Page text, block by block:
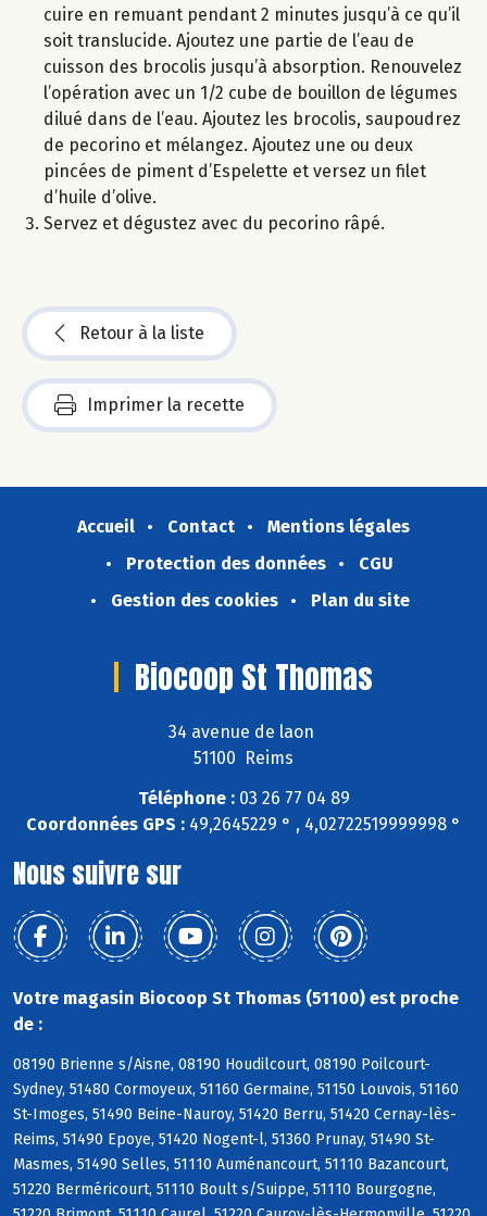
cuire en remuant pendant 2 minutes jusqu’à ce qu’il
soit translucide. Ajoutez une partie de l’eau de
cuisson des brocolis jusqu’à absorption. Renouvelez
l’opération avec un 1/2 cube de bouillon de légumes
dilué dans de l’eau. Ajoutez les brocolis, saupoudrez
de pecorino et mélangez. Ajoutez une ou deux
pincées de piment d’Espelette et versez un filet
d’huile d’olive.
Servez et dégustez avec du pecorino râpé.
Retour à la liste
Imprimer la recette
Accueil Contact
Mentions légales
Protection des données
CGU
Gestion des cookies
Plan du site
Biocoop St Thomas
34 avenue de laon
51100 Reims
Téléphone :03 26 77 04 89
Coordonnées GPS : 49,2645229 ° , 4,02722519999998 °
Nous suivre sur
Votre magasin Biocoop St Thomas (51100) est proche
de :
08190 Brienne s/Aisne, 08190 Houdilcourt, 08190 Poilcourt-
Sydney, 51480 Cormoyeux, 51160 Germaine, 51150 Louvois, 51160
St-Imoges, 51490 Beine-Nauroy, 51420 Berru, 51420 Cernay-lès-
Reims, 51490 Epoye, 51420 Nogent-l, 51360 Prunay, 51490 St-
Masmes, 51490 Selles, 51110 Auménancourt, 51110 Bazancourt,
51220 Berméricourt, 51110 Boult s/Suippe, 51110 Bourgogne,